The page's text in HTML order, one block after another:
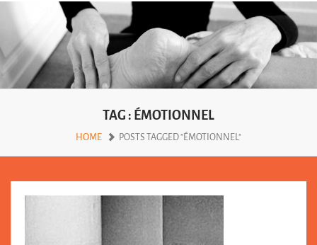
TAG : ÉMOTIONNEL
HOME POSTS TAGGED "ÉMOTIONNEL"